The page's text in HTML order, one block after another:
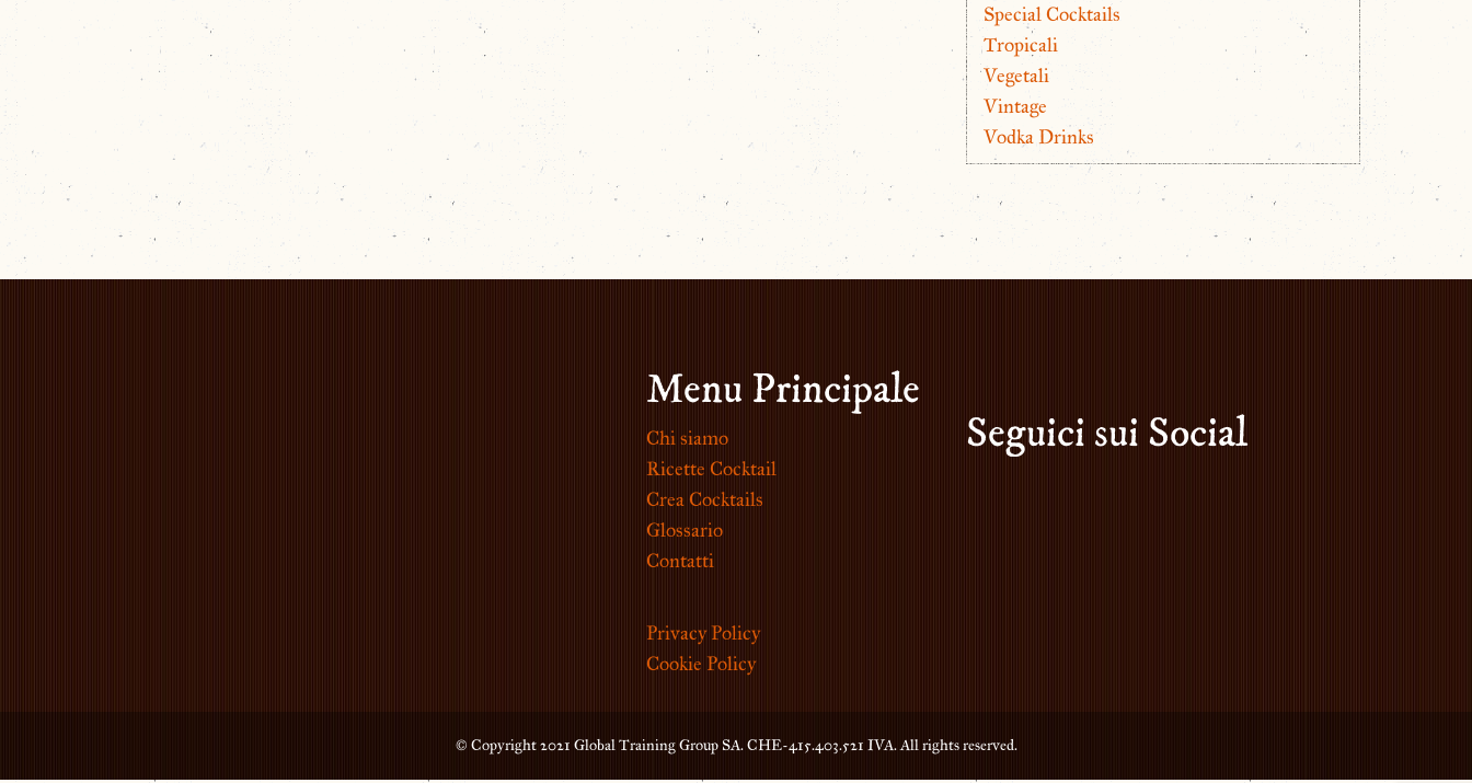
Special Cocktails
Tropicali
Vegetali
Vintage
Vodka Drinks
Menu Principale
Chi siamo
Ricette Cocktail
Crea Cocktails
Glossario
Contatti
Privacy Policy
Cookie Policy
Seguici sui Social
© Copyright 2021 Global Training Group SA. CHE-415.403.521 IVA. All rights reserved.